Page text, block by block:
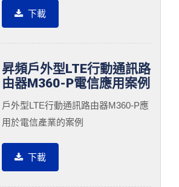
下載
昇頻戶外型LTE行動通訊路
由器M360-P電信應用案例
戶外型LTE行動通訊路由器M360-P應
用於電信產業的案例
下載